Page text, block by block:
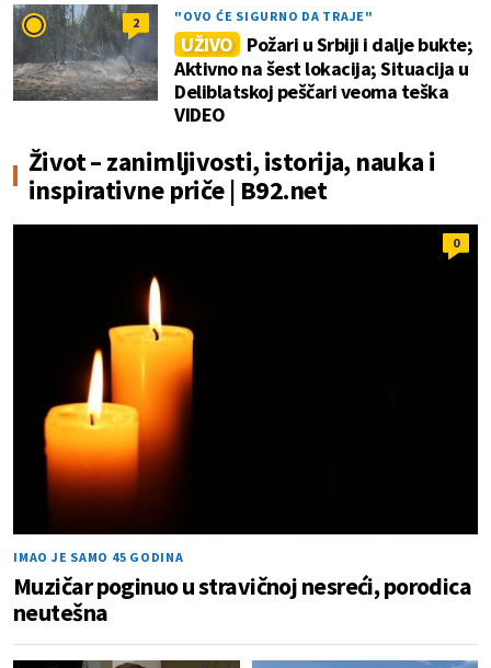
2 "OVO ĆE SIGURNO DA TRAJE"
UŽIVO Požari u Srbiji i dalje bukte;
Aktivno na šest lokacija; Situacija u
Deliblatskoj peščari veoma teška
VIDEO
Život – zanimljivosti, istorija, nauka i
inspirativne priče | B92.net
0
IMAO JE SAMO 45 GODINA
Muzičar poginuo u stravičnoj nesreći, porodica
neutešna